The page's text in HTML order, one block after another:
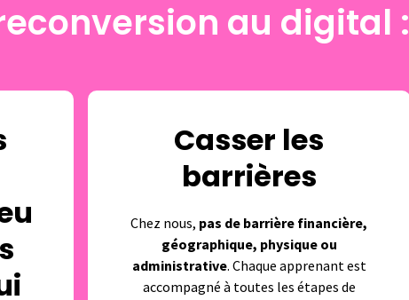
au digital :​
Casser les
barrières
Chez nous, pas de barrière financière,
géographique, physique ou
administrative. Chaque apprenant est
accompagné à toutes les étapes de